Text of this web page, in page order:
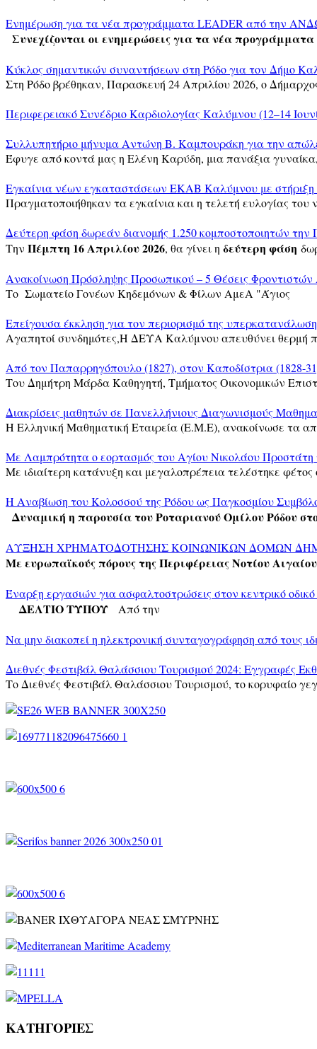
Ενημέρωση για τα νέα προγράμματα LEADER από την
Συνεχίζονται οι ενημερώσεις για τα νέα προγράμματα
Κύκλος σημαντικών συναντήσεων στη Ρόδο για τον Δήμο
Στη Ρόδο βρέθηκαν, Παρασκευή 24 Απριλίου 2026, ο
Περιφερειακό Συνέδριο Καρδιολογίας Καλύμνου (12–14
Συλλυπητήριο μήνυμα Αντώνη Β. Καμπουράκη για την
Έφυγε από κοντά μας η Ελένη Καρύδη, μια πανάξια
Εγκαίνια νέων εγκαταστάσεων ΕΚΑΒ Καλύμνου με στήριξη
Πραγματοποιήθηκαν τα εγκαίνια και η τελετή ευλογίας του
Δεύτερη φάση δωρεάν διανομής 1.250 κομποστοποιητών την
Την Πέμπτη 16 Απριλίου 2026, θα γίνει η δεύτερη φάση
Ανακοίνωση Πρόσληψης Προσωπικού – 5 Θέσεις
Το Σωματείο Γονέων Κηδεμόνων & Φίλων ΑμεΑ "Άγιος
Επείγουσα έκκληση για τον περιορισμό της
Αγαπητοί συνδημότες,Η ΔΕΥΑ Καλύμνου απευθύνει θερμή
Από τον Παπαρρηγόπουλο (1827), στον Καποδίστρια (1828-
Του Δημήτρη Μάρδα Καθηγητή, Τμήματος Οικονομικών
Διακρίσεις μαθητών σε Πανελλήνιους Διαγωνισμούς
Η Ελληνική Μαθηματική Εταιρεία (Ε.Μ.Ε), ανακοίνωσε τα
Με Λαμπρότητα ο εορτασμός του Αγίου Νικολάου
Με ιδιαίτερη κατάνυξη και μεγαλοπρέπεια τελέστηκε
Η Αναβίωση του Κολοσσού της Ρόδου ως Παγκοσμίου
Δυναμική η παρουσία του Ροταριανού Ομίλου Ρόδου
ΑΥΞΗΣΗ ΧΡΗΜΑΤΟΔΟΤΗΣΗΣ ΚΟΙΝΩΝΙΚΩΝ ΔΟΜΩΝ
Με ευρωπαϊκούς πόρους της Περιφέρειας Νοτίου
Έναρξη εργασιών για ασφαλτοστρώσεις στον κεντρικό
ΔΕΛΤΙΟ ΤΥΠΟΥ Από την
Να μην διακοπεί η ηλεκτρονική συνταγογράφηση από τους
Διεθνές Φεστιβάλ Θαλάσσιου Τουρισμού 2024: Εγγραφές
Το Διεθνές Φεστιβάλ Θαλάσσιου Τουρισμού, το κορυφαίο
ΚΑΤΗΓΟΡΙΕΣ